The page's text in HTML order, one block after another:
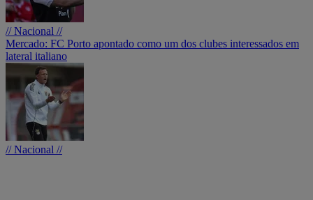
// Nacional //
Mercado: FC Porto apontado como um dos clubes interessados em
lateral italiano
// Nacional //